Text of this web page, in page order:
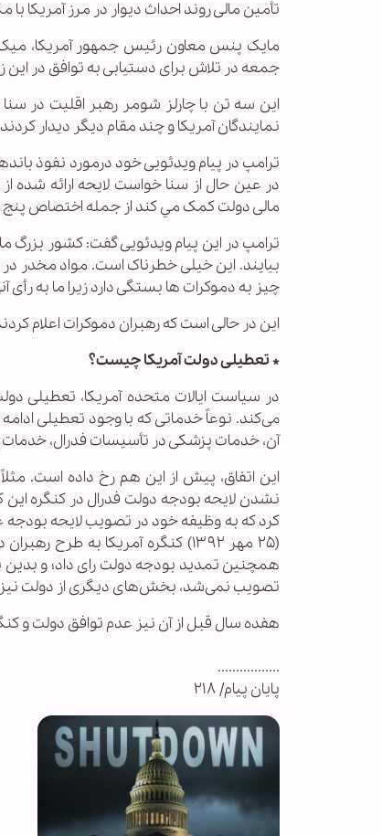
تأمین مالی روند احداث دیوار در مرز آمریکا
مایک پنس معاون رئیس جمهور آمریکا، میک
جمعه در تلاش برای دستیابی به توافق در این
این سه تن با چارلز شومر رهبر اقلیت در
نمایندگان آمریکا و چند مقام دیگر دیدار
ترامپ در پیام ویدئویی خود درمورد نفوذ
در عین حال از سنا خواست لایحه ارائه
مالی دولت کمک مي کند از جمله اختصاص پنج
ترامپ در این پیام ویدئویی گفت: کشور بزرگ
بیایند. این خیلی خطرناک است. مواد مخدر
چیز به دموکرات ها بستگی دارد زیرا ما به رأی
این در حالی است که رهبران دموکرات اعلام
* تعطیلی دولت آمریکا چیست؟
در سیاست ایالات متحده آمریکا، تعطیلی
می‌کند. نوعاً خدماتی که با وجود تعطیلی
آن، خدمات پزشکی در تأسیسات فدرال،
نشدن لایحه بودجه دولت فدرال در کنگره این
(۲۵ مهر ۱۳۹۲) کنگره آمریکا به
تصویب نمی‌شد، بخش‌های دیگری از دولت
هفده سال قبل از آن نیز عدم توافق دولت و
.................
پایان پیام/ ۲۱۸